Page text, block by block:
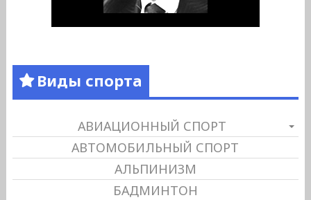
Виды спорта
АВИАЦИОННЫЙ СПОРТ
АВТОМОБИЛЬНЫЙ СПОРТ
АЛЬПИНИЗМ
БАДМИНТОН